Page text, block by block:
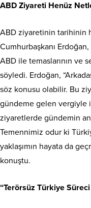
ABD Ziyareti Henüz
ABD ziyaretinin tarihinin
Cumhurbaşkanı Erdoğan,
ABD ile temaslarının ve
söyledi. Erdoğan,
söz konusu olabilir. Bu
gündeme gelen vergiyle
ziyaretlerde gündemin
Temennimiz odur ki
yaklaşımın hayata da
konuştu.
“Terörsüz Türkiye